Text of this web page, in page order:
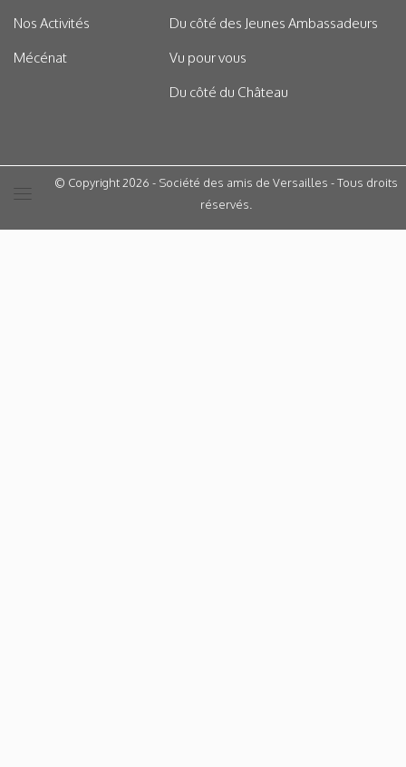
Nos Activités
Mécénat
Du côté des Jeunes Ambassadeurs
Vu pour vous
Du côté du Château
© Copyright 2026 - Société des amis de Versailles - Tous droits
réservés.